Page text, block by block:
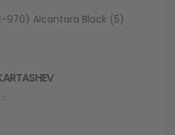
970) Alcantara Black (5)